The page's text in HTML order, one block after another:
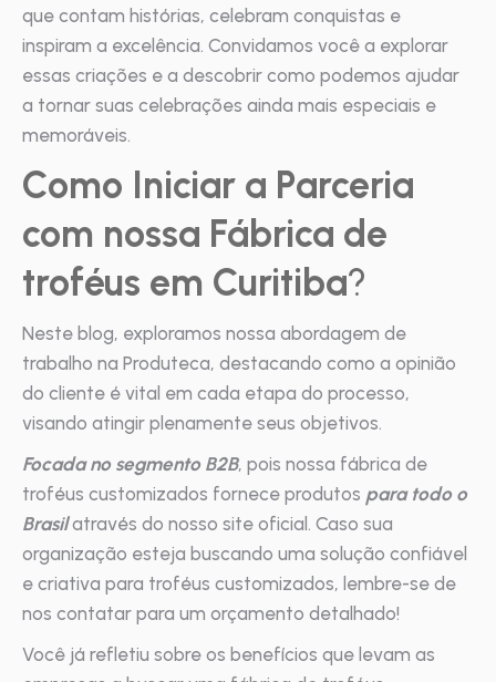
que contam histórias, celebram conquistas e
inspiram a excelência. Convidamos você a explorar
essas criações e a descobrir como podemos ajudar
a tornar suas celebrações ainda mais especiais e
memoráveis.
Como Iniciar a Parceria
com nossa Fábrica de
troféus em Curitiba?
Neste blog, exploramos nossa abordagem de
trabalho na Produteca, destacando como a opinião
do cliente é vital em cada etapa do processo,
visando atingir plenamente seus objetivos.
Focada no segmento B2B, pois nossa fábrica de
troféus customizados fornece produtos para todo o
Brasilatravés do nosso site oficial. Caso sua
organização esteja buscando uma solução confiável
e criativa para troféus customizados, lembre-se de
nos contatar para um orçamento detalhado!
Você já refletiu sobre os benefícios que levam as